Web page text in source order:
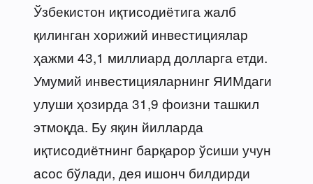
Ўзбекистон иқтисодиётига жалб
қилинган хорижий инвестициялар
ҳажми 43,1 миллиард долларга етди.
Умумий инвестицияларнинг ЯИМдаги
улуши ҳозирда 31,9 фоизни ташкил
этмоқда. Бу яқин йилларда
иқтисодиётнинг барқарор ўсиши учун
асос бўлади, дея ишонч билдирди